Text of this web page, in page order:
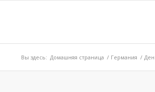
Вы здесь: Домашняя страница / Германия /